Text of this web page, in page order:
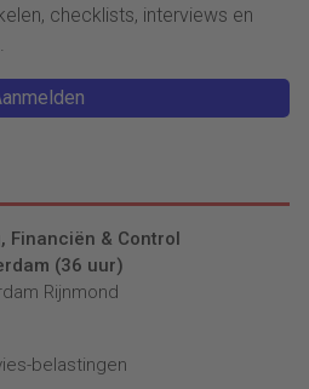
checklists, interviews en
& Control
(36 uur)
Rijnmond
belastingen